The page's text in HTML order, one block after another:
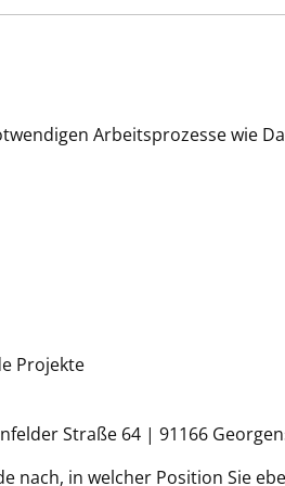
Arbeitsprozesse wie
Projekte
Straße 64 | 91166
nach, in welcher Position Sie